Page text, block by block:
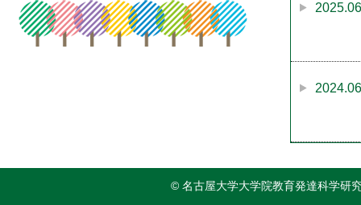
© 名古屋大学大学院教育発達科学研